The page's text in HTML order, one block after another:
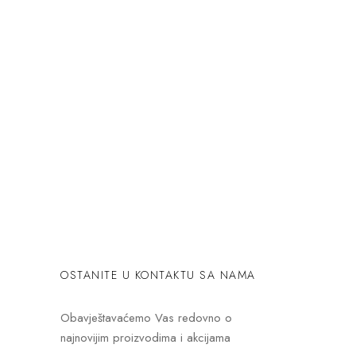
OSTANITE U KONTAKTU SA NAMA
Obavještavaćemo Vas redovno o
najnovijim proizvodima i akcijama